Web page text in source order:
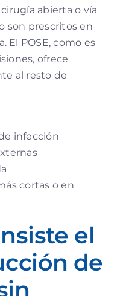
abierta o vía
son prescritos en
El POSE, como es
ofrece
al resto de
infección
cortas o en
el
de